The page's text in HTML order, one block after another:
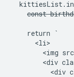
const
    return `
      <li>
<img
<div
<div